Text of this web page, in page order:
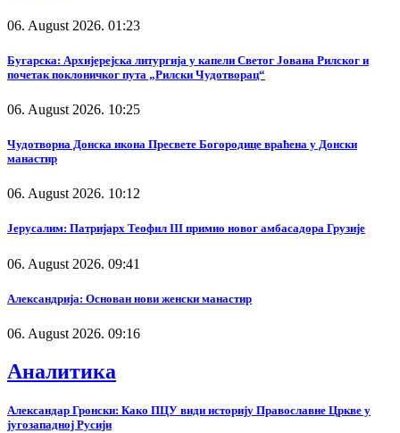
06. August 2026. 01:23
Бугарска: Архијерејска литургија у капели Светог Јована Рилског и
почетак поклоничког пута „Рилски Чудотворац“
06. August 2026. 10:25
Чудотворна Донска икона Пресвете Богородице враћена у Донски
манастир
06. August 2026. 10:12
Јерусалим: Патријарх Теофил III примио новог амбасадора Грузије
06. August 2026. 09:41
Александрија: Основан нови женски манастир
06. August 2026. 09:16
Аналитика
Александар Гронски: Како ПЦУ види историју Православне Цркве у
југозападној Русији